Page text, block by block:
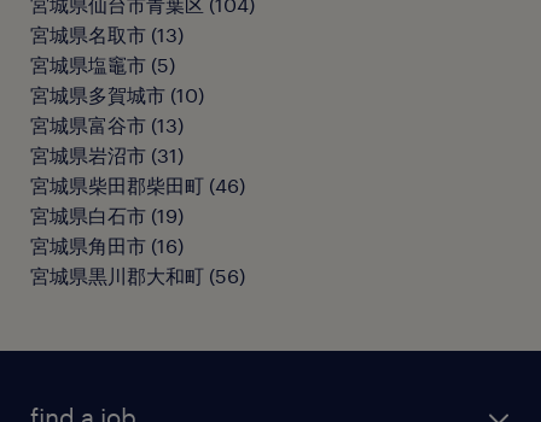
宮城県名取市 (13)
宮城県塩竈市 (5)
宮城県多賀城市 (10)
宮城県富谷市 (13)
宮城県岩沼市 (31)
宮城県柴田郡柴田町 (46)
宮城県白石市 (19)
宮城県角田市 (16)
宮城県黒川郡大和町 (56)